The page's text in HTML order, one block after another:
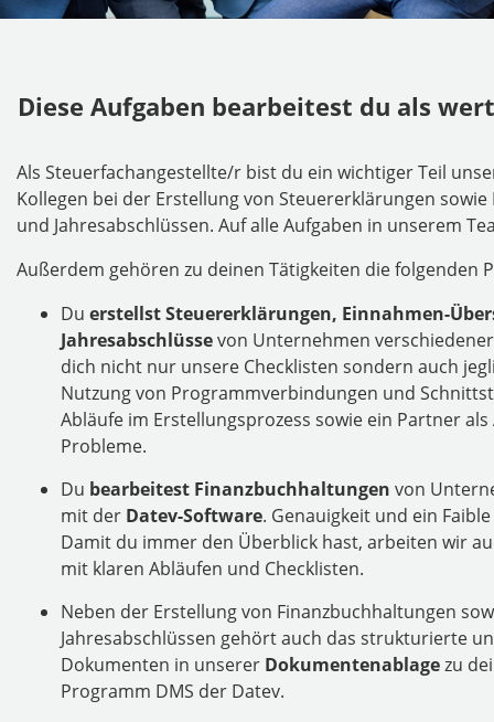
Diese Aufgaben bearbeitest du als
Als Steuerfachangestellte/r bist du ein wichtiger Teil
Kollegen bei der Erstellung von Steuererklärungen
und Jahresabschlüssen. Auf alle Aufgaben in unserem
Außerdem gehören zu deinen Tätigkeiten die folgenden
Du erstellst Steuererklärungen, Einnahmen-
Jahresabschlüssevon Unternehmen
dich nicht nur unsere Checklisten sondern auch
Nutzung von Programmverbindungen und
Abläufe im Erstellungsprozess sowie ein Partner
Probleme.
Du bearbeitest Finanzbuchhaltungen von
mit der Datev-Software. Genauigkeit und ein
Damit du immer den Überblick hast, arbeiten wir
mit klaren Abläufen und Checklisten.
Neben der Erstellung von Finanzbuchhaltungen
Jahresabschlüssen gehört auch das strukturierte
Dokumenten in unserer Dokumentenablagezu
Programm DMS der Datev.